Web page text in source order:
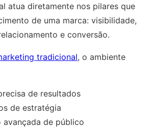
atua diretamente nos pilares que
de uma marca: visibilidade,
e conversão.
tradicional, o ambiente
de resultados
de estratégia
avançada de público